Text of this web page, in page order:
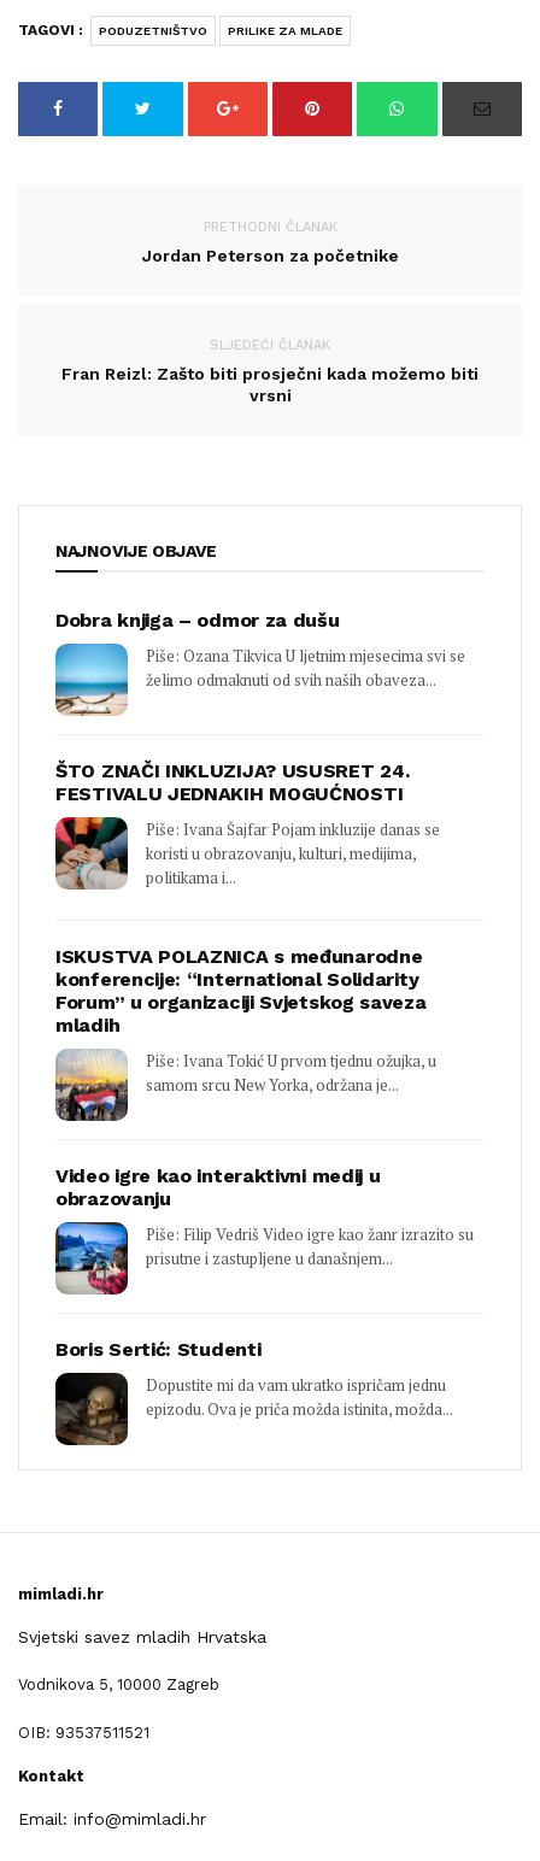
TAGOVI : PODUZETNIŠTVO PRILIKE ZA MLADE
PRETHODNI ČLANAK
Jordan Peterson za početnike
SLJEDEĆI ČLANAK
Fran Reizl: Zašto biti prosječni kada možemo biti
vrsni
NAJNOVIJE OBJAVE
Dobra knjiga – odmor za dušu
Piše: Ozana Tikvica U ljetnim mjesecima svi se
želimo odmaknuti od svih naših obaveza...
ŠTO ZNAČI INKLUZIJA? USUSRET 24.
FESTIVALU JEDNAKIH MOGUĆNOSTI
Piše: Ivana Šajfar Pojam inkluzije danas se
koristi u obrazovanju, kulturi, medijima,
politikama i...
ISKUSTVA POLAZNICA s međunarodne
konferencije: “International Solidarity
Forum” u organizaciji Svjetskog saveza
mladih
Piše: Ivana Tokić U prvom tjednu ožujka, u
samom srcu New Yorka, održana je...
Video igre kao interaktivni medij u
obrazovanju
Piše: Filip Vedriš Video igre kao žanr izrazito su
prisutne i zastupljene u današnjem...
Boris Sertić: Studenti
Dopustite mi da vam ukratko ispričam jednu
epizodu. Ova je priča možda istinita, možda...
mimladi.hr
Svjetski savez mladih Hrvatska
Vodnikova 5, 10000 Zagreb
OIB: 93537511521
Kontakt
Email: info@mimladi.hr